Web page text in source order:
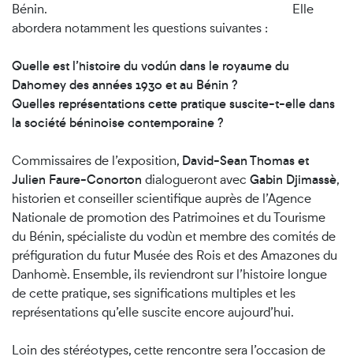
Bénin. Elle
abordera notamment les questions suivantes :
Quelle est l’histoire du vodún dans le royaume du
Dahomey des années 1930 et au Bénin ?
Quelles représentations cette pratique suscite-t-elle dans
la société béninoise contemporaine ?
Commissaires de l’exposition, David-Sean Thomas et
Julien Faure-Conorton dialogueront avec Gabin Djimassè,
historien et conseiller scientifique auprès de l’Agence
Nationale de promotion des Patrimoines et du Tourisme
du Bénin, spécialiste du vodùn et membre des comités de
préfiguration du futur Musée des Rois et des Amazones du
Danhomè. Ensemble, ils reviendront sur l’histoire longue
de cette pratique, ses significations multiples et les
représentations qu’elle suscite encore aujourd’hui.
Loin des stéréotypes, cette rencontre sera l’occasion de